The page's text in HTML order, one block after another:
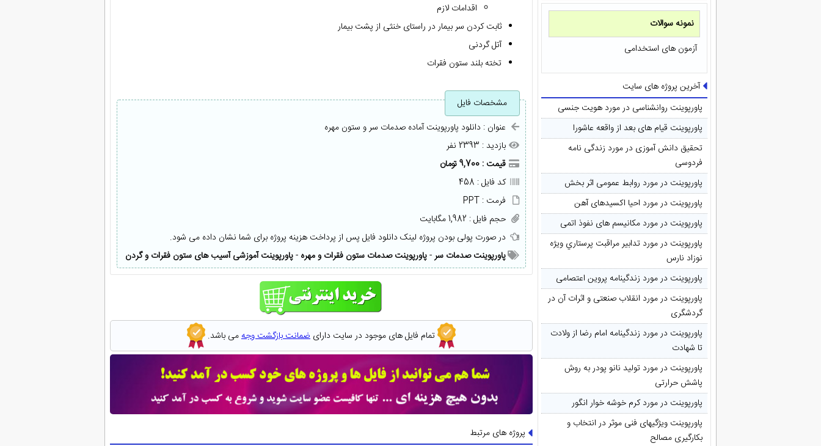
نمونه سوالات
آزمون های استخدامی
آخرین پروژه های سایت
پاورپوینت روانشناسی در مورد هویت جنسی
پاورپوینت قیام های بعد از واقعه عاشورا
تحقیق دانش آموزی در مورد زندگی نامه
فردوسی
پاورپوینت در مورد روابط عمومی اثر بخش
پاورپوینت در مورد احیا اکسیدهای آهن
پاورپوینت در مورد مکانیسم های نفوذ اتمی
پاورپوینت در مورد تدابیر مراقبت پرستاري ويژه
نوزاد نارس
پاورپوینت در مورد زندگینامه پروین اعتصامی
پاورپوینت در مورد انقلاب صنعتی و اثرات آن در
گردشگری
پاورپوینت در مورد زندگینامه امام رضا از ولادت
تا شهادت
پاورپوینت در مورد تولید نانو پودر به روش
پاشش حرارتی
پاورپوینت در مورد کرم خوشه خوار انگور
پاورپوینت ویژگیهای فنی موثر در انتخاب و
بکارگیری مصالح
اقدامات لازم
ثابت کردن سر بیمار در راستای خنثی از پشت بیمار
آتل گردنی
تخته بلند ستون فقرات
مشخصات فایل
عنوان : دانلود پاورپوینت آماده صدمات سر و ستون مهره
بازدید : 2393 نفر
قیمت : 9,700 تومان
کد فایل : 458
فرمت : PPT
حجم فایل : 1,982 مگابایت
در صورت پولی بودن پروژه لینک دانلود فایل پس از پرداخت هزینه پروژه برای شما نشان داده می شود.
پاورپوینت صدمات سر-پاورپوینت صدمات ستون فقرات و مهره -پاورپوینت آموزشی آسیب های ستون فقرات و گردن
تمام فایل های موجود در سایت دارای ضمانت بازگشت وجهمی باشد.
پروژه های مرتبط